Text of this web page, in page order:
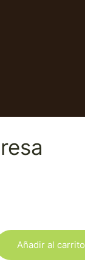
Añadir al carrito